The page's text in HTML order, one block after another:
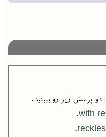
دو پرسش زیر رو ببینید.
.
.